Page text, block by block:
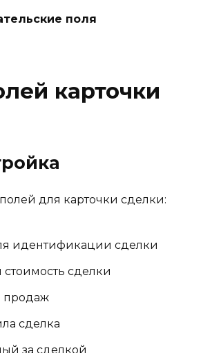
поля
карточки
для карточки сделки:
идентификации сделки
сделки
продаж
сделка
за сделкой